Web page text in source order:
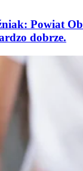
Powiat
dobrze.